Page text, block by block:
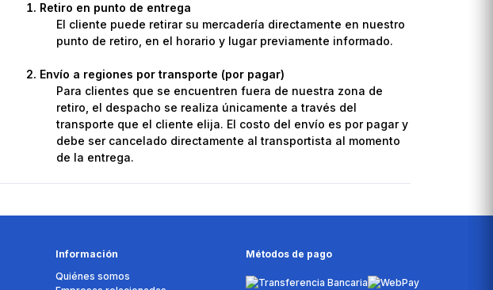
Retiro en punto de entrega
El cliente puede retirar su mercadería directamente en nuestro
punto de retiro, en el horario y lugar previamente informado.
Envío a regiones por transporte (por pagar)
Para clientes que se encuentren fuera de nuestra zona de
retiro, el despacho se realiza únicamente a través del
transporte que el cliente elija. El costo del envío es por pagar y
debe ser cancelado directamente al transportista al momento
de la entrega.
Información
Quiénes somos
Métodos de pago